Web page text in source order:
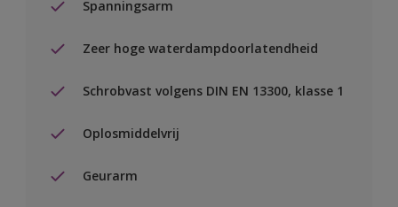
Spanningsarm
Zeer hoge waterdampdoorlatendheid
Schrobvast volgens DIN EN 13300, klasse 1
Oplosmiddelvrij
Geurarm